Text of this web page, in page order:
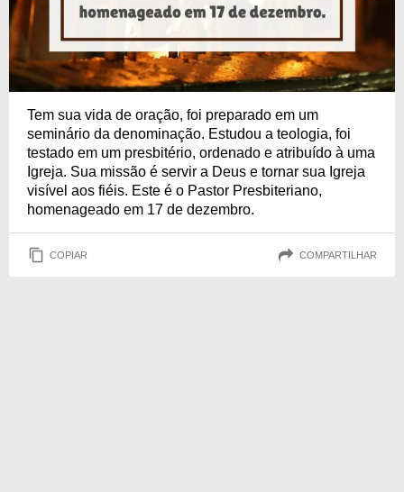
Tem sua vida de oração, foi preparado em um
seminário da denominação. Estudou a teologia, foi
testado em um presbitério, ordenado e atribuído à uma
Igreja. Sua missão é servir a Deus e tornar sua Igreja
visível aos fiéis. Este é o Pastor Presbiteriano,
homenageado em 17 de dezembro.
COPIAR COMPARTILHAR